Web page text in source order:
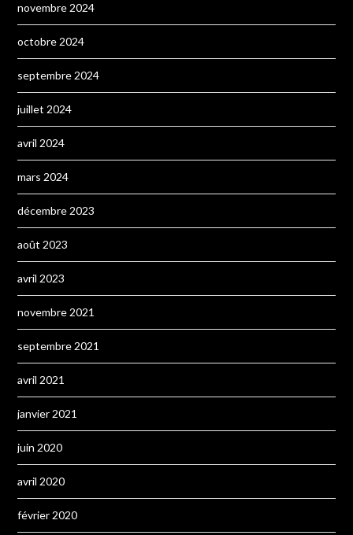
novembre 2024
octobre 2024
septembre 2024
juillet 2024
avril 2024
mars 2024
décembre 2023
août 2023
avril 2023
novembre 2021
septembre 2021
avril 2021
janvier 2021
juin 2020
avril 2020
février 2020